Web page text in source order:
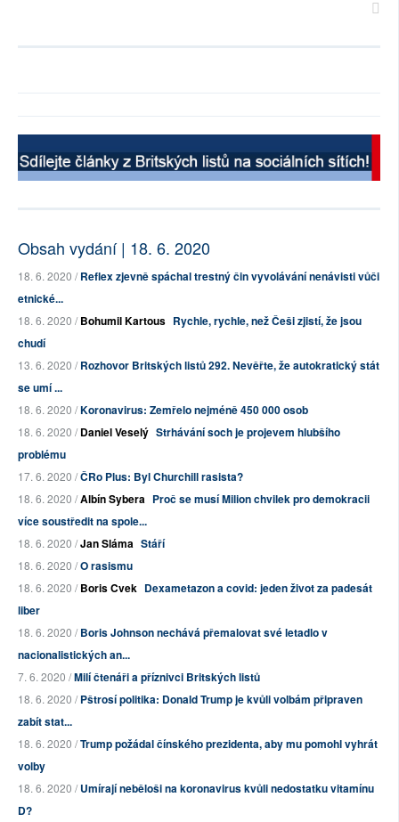
Obsah vydání | 18. 6. 2020
18. 6. 2020 /Reflex zjevně spáchal trestný čin vyvolávání nenávisti vůči
etnické...
18. 6. 2020 /Bohumil Kartous Rychle, rychle, než Češi zjistí, že jsou
chudí
13. 6. 2020 /Rozhovor Britských listů 292. Nevěřte, že autokratický stát
se umí ...
18. 6. 2020 /Koronavirus: Zemřelo nejméně 450 000 osob
18. 6. 2020 /Daniel Veselý Strhávání soch je projevem hlubšího
problému
17. 6. 2020 /ČRo Plus: Byl Churchill rasista?
18. 6. 2020 /Albín Sybera Proč se musí Milion chvilek pro demokracii
více soustředit na spole...
18. 6. 2020 /Jan Sláma Stáří
18. 6. 2020 /O rasismu
18. 6. 2020 /Boris Cvek Dexametazon a covid: jeden život za padesát
liber
18. 6. 2020 /Boris Johnson nechává přemalovat své letadlo v
nacionalistických an...
7. 6. 2020 /Milí čtenáři a příznivci Britských listů
18. 6. 2020 /Pštrosí politika: Donald Trump je kvůli volbám připraven
zabít stat...
18. 6. 2020 /Trump požádal čínského prezidenta, aby mu pomohl vyhrát
volby
18. 6. 2020 /Umírají neběloši na koronavirus kvůli nedostatku vitamínu
D?